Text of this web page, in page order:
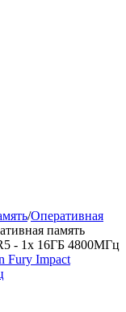
/Оперативная
память
- 1x 16ГБ 4800МГц